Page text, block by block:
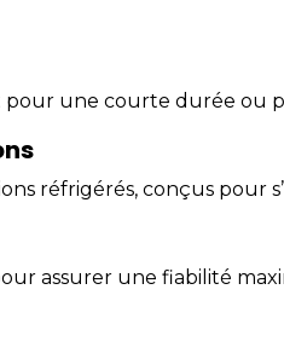
une courte durée ou
réfrigérés, conçus pour
assurer une fiabilité